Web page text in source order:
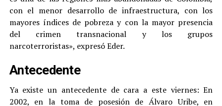
con el menor desarrollo de infraestructura, con los
mayores índices de pobreza y con la mayor presencia
del crimen transnacional y los grupos
narcoterroristas», expresó Eder.
Antecedente
Ya existe un antecedente de cara a este viernes: En
2002, en la toma de posesión de Álvaro Uribe, en